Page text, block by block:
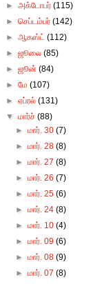
► அக்டோபர் (115)
► செப்டம்பர் (142)
► ஆகஸ்ட் (112)
► ஜூலை (85)
► ஜூன் (84)
► மே (107)
► ஏப்ரல் (131)
▼ மார்ச் (88)
►மார். 30(7)
►மார். 28(8)
►மார். 27(8)
►மார். 26(7)
►மார். 25(6)
►மார். 24(8)
►மார். 10(4)
►மார். 09(6)
►மார். 08(9)
►மார். 07(8)